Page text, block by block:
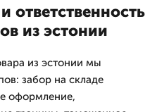
ответственность
из эстонии
из эстонии мы
забор на складе
оформление,